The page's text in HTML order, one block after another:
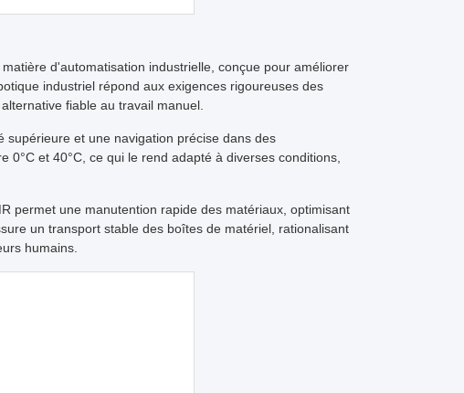
d'automatisation industrielle, conçue pour améliorer
industriel répond aux exigences rigoureuses des
fiable au travail manuel.
et une navigation précise dans des
et 40°C, ce qui le rend adapté à diverses conditions,
permet une manutention rapide des matériaux, optimisant
un transport stable des boîtes de matériel, rationalisant
humains.